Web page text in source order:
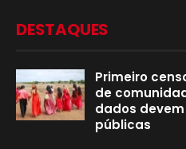
DESTAQUES
Primeiro
de
dados
públicas